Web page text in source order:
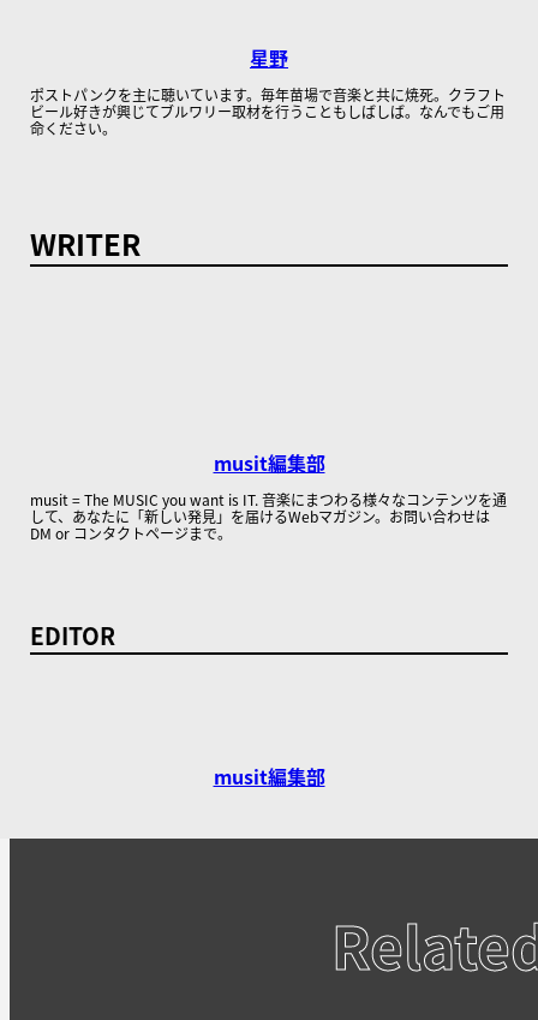
星野
ポストパンクを主に聴いています。毎年苗場で音楽と共に焼死。クラフト
ビール好きが興じてブルワリー取材を行うこともしばしば。なんでもご用
命ください。
WRITER
musit編集部
musit = The MUSIC you want is IT. 音楽にまつわる様々なコンテンツを通
して、あなたに「新しい発見」を届けるWebマガジン。お問い合わせは
DM or コンタクトページまで。
EDITOR
musit編集部